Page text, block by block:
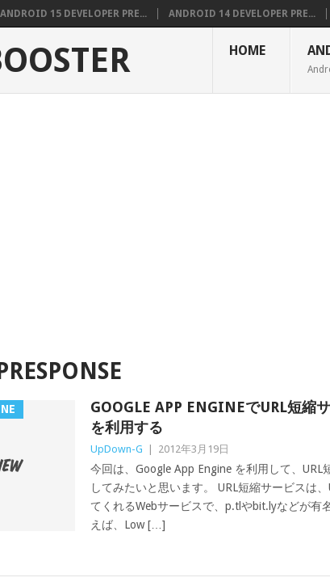
ANDROID 15 DEVELOPER PRE... ANDROID 14 DEVELOPER PRE...
HOME
GOOGLE APP ENGINEでURL短縮
を利用する
UpDown-G 2012年3月19日
今回は、Google App Engine を利用して、URL
してみたいと思います。 URL短縮サービスは、
てくれるWebサービスで、p.tlやbit.lyなどが有
えば、Low […]